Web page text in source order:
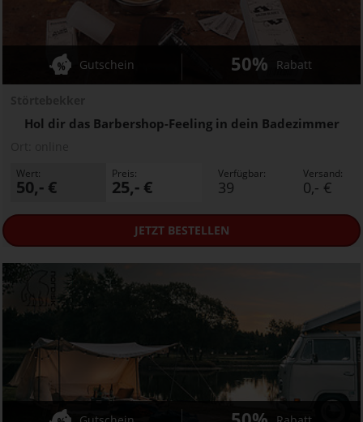
Hol dir das Barbershop-Feeling in dein Badezimmer
Gutschein 50% Rabatt
Wert:
50,- €
Preis:
25,- €
Verfügbar:
39
Versand:
0,- €
JETZTBESTELLEN